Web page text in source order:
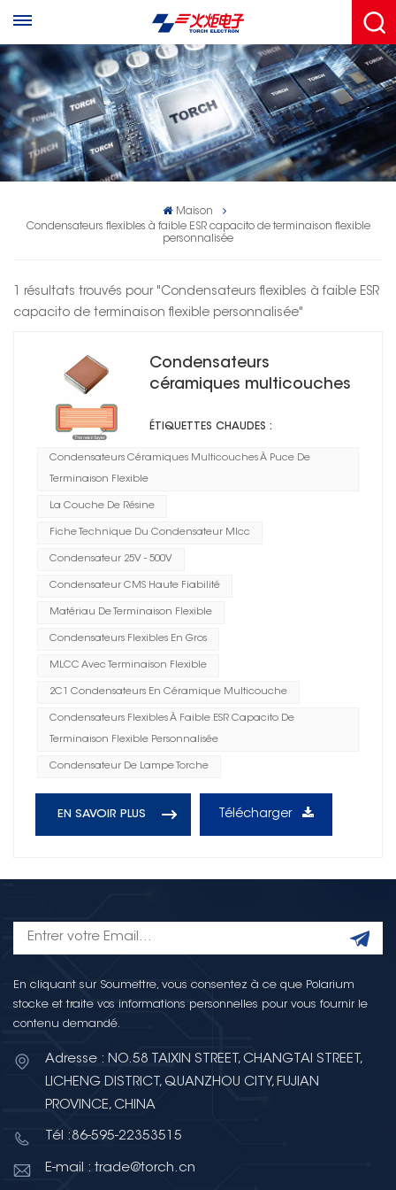
Maison
Condensateurs flexibles à faible ESR capacito de terminaison flexible
personnalisée
1 résultats trouvés pour "Condensateurs flexibles à faible ESR
capacito de terminaison flexible personnalisée"
Condensateurs
céramiques multicouches
flexible 2C1
ÉTIQUETTES CHAUDES :
Condensateurs Céramiques Multicouches À Puce De
Terminaison Flexible
La Couche De Résine
Fiche Technique Du Condensateur Mlcc
Condensateur 25V - 500V
Condensateur CMS Haute Fiabilité
Matériau De Terminaison Flexible
Condensateurs Flexibles En Gros
MLCC Avec Terminaison Flexible
2C1 Condensateurs En Céramique Multicouche
Condensateurs Flexibles À Faible ESR Capacito De
Terminaison Flexible Personnalisée
Condensateur De Lampe Torche
EN SAVOIR PLUS Télécharger
En cliquant sur Soumettre, vous consentez à ce que Polarium
stocke et traite vos informations personnelles pour vous fournir le
contenu demandé.
Adresse : NO.58 TAIXIN STREET, CHANGTAI STREET,
LICHENG DISTRICT, QUANZHOU CITY, FUJIAN
PROVINCE, CHINA
Tél :86-595-22353515
E-mail : trade@torch.cn